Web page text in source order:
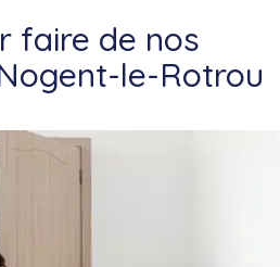
faire de nos
le-Rotrou